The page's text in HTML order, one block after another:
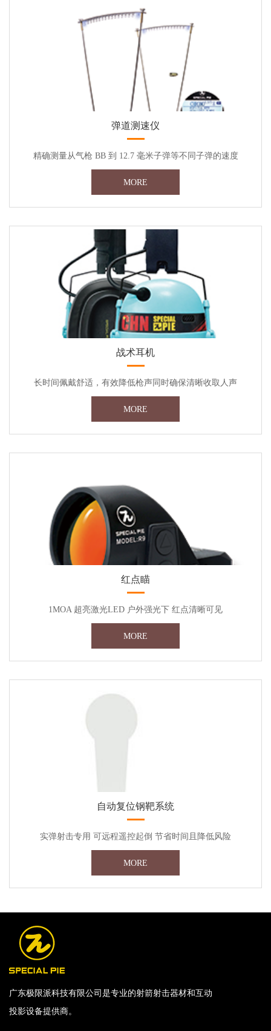
弹道测速仪
精确测量从气枪 BB 到 12.7 毫米子弹等不同子弹的速度
MORE
战术耳机
长时间佩戴舒适，有效降低枪声同时确保清晰收取人声
MORE
红点瞄
1MOA 超亮激光LED 户外强光下 红点清晰可见
MORE
自动复位钢靶系统
实弹射击专用 可远程遥控起倒 节省时间且降低风险
MORE
广东极限派科技有限公司是专业的射箭射击器材和互动
投影设备提供商。